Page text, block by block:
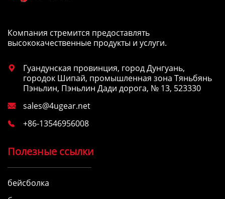
Компания стремится предоставлять
высококачественные продукты и услуги.

Гуандунская провинция, город Дунгуань,
городок Шипай, промышленная зона Тяньбянь
Пэньлин, Пэньлин Дади дорога, № 13, 523330
 sales@4ugear.net
 +86-13546956008
Полезные ссылки
бейсболка